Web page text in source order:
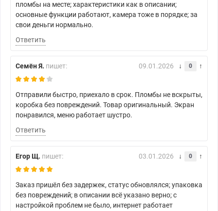
пломбы на месте; характеристики как в описании;
основные функции работают, камера тоже в порядке; за
свои деньги нормально.
Ответить
Семён Я. пишет: 09.01.2026 0
Отправили быстро, приехало в срок. Пломбы не вскрыты,
коробка без повреждений. Товар оригинальный. Экран
понравился, меню работает шустро.
Ответить
Егор Щ. пишет: 03.01.2026 0
Заказ пришёл без задержек, статус обновлялся; упаковка
без повреждений; в описании всё указано верно; с
настройкой проблем не было, интернет работает